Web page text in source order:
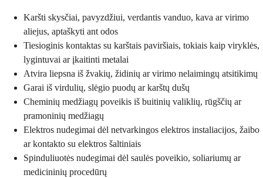
Karšti skysčiai, pavyzdžiui, verdantis vanduo, kava ar virimo
aliejus, aptaškyti ant odos
Tiesioginis kontaktas su karštais paviršiais, tokiais kaip viryklės,
lygintuvai ar įkaitinti metalai
Atvira liepsna iš žvakių, židinių ar virimo nelaimingų atsitikimų
Garai iš virdulių, slėgio puodų ar karštų dušų
Cheminių medžiagų poveikis iš buitinių valiklių, rūgščių ar
pramoninių medžiagų
Elektros nudegimai dėl netvarkingos elektros instaliacijos, žaibo
ar kontakto su elektros šaltiniais
Spinduliuotės nudegimai dėl saulės poveikio, soliariumų ar
medicininių procedūrų